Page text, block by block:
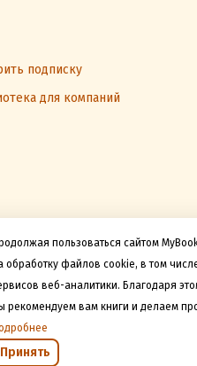
пользоваться сайтом
обработку файлов cookie, в том
веб-аналитики. Благодаря
рекомендуем вам книги и делаем
Принять
подписку
для компаний